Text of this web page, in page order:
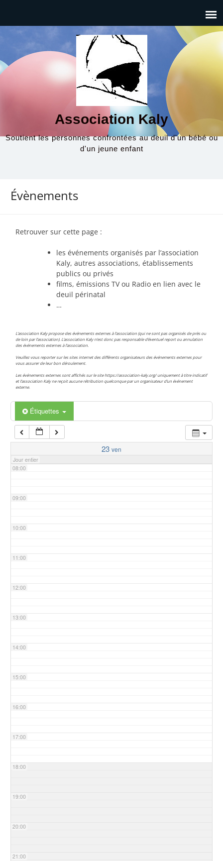
Association Kaly
Soutient les personnes confrontées au deuil d'un bébé ou
d'un jeune enfant
Évènements
Retrouver sur cette page :
les événements organisés par l’association
Kaly, autres associations, établissements
publics ou privés
films, émissions TV ou Radio en lien avec le
deuil périnatal
…
L’association Kaly propose des événements externes à l’association (qui ne sont pas organisés de près ou
de loin par l’association). L’association Kaly n’est donc pas responsable d’éventuel report ou annulation
des événements externes à l’association.
Veuillez vous reporter sur les sites internet des différents organisateurs des événements externes pour
vous assurer de leur bon déroulement.
Les événements externes sont affichés sur le site https://association-kaly.org/ uniquement à titre indicatif
et l’association Kaly ne reçoit aucune rétribution quelconque par un organisateur d’un événement
externe.
Étiquettes
23 ven
Jour entier
00:00
04:00
05:00
06:00
07:00
08:00
09:00
10:00
11:00
12:00
13:00
14:00
15:00
16:00
17:00
18:00
19:00
20:00
21:00